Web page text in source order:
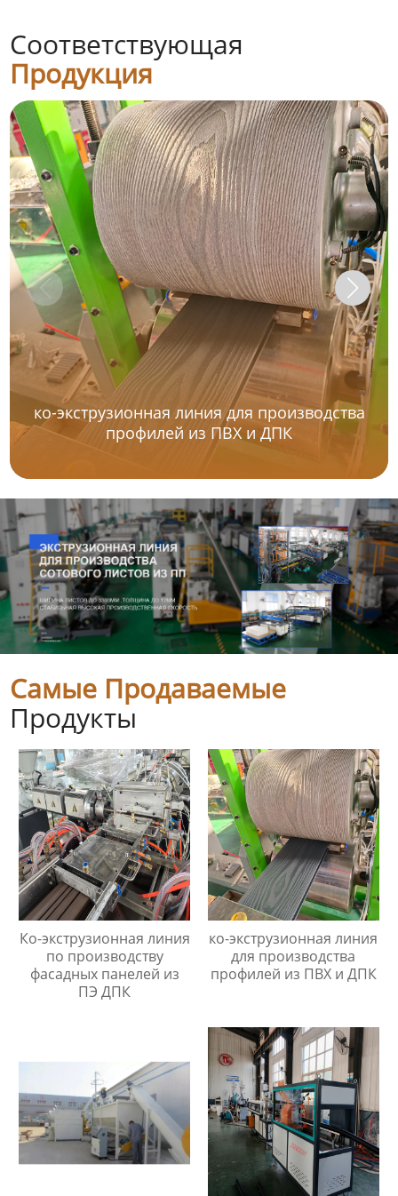
Соответствующая
Продукция
ко-экструзионная линия для производства
профилей из ПВХ и ДПК
Самые Продаваемые
Продукты
Ко-экструзионная линия
по производству
фасадных панелей из
ПЭ ДПК
ко-экструзионная линия
для производства
профилей из ПВХ и ДПК